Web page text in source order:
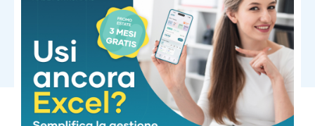
Odore di bruciato ma non ci sono
incendi. I vigili del fuoco: “Arriva dalla
Francia in fiamme”
Carica altri
COMUNE DI MASSA